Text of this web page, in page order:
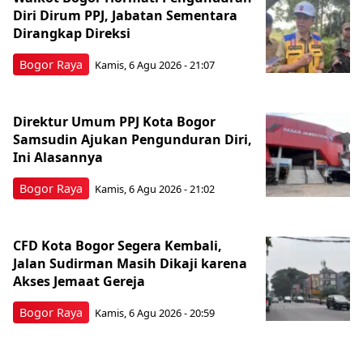
Bogor Raya
Diri Dirum PPJ, Jabatan Sementara
Dirangkap Direksi
Kamis, 6 Agu 2026 - 21:07
Bogor Raya
Direktur Umum PPJ Kota Bogor
Samsudin Ajukan Pengunduran Diri,
Ini Alasannya
Kamis, 6 Agu 2026 - 21:02
Bogor Raya
CFD Kota Bogor Segera Kembali,
Jalan Sudirman Masih Dikaji karena
Akses Jemaat Gereja
Kamis, 6 Agu 2026 - 20:59